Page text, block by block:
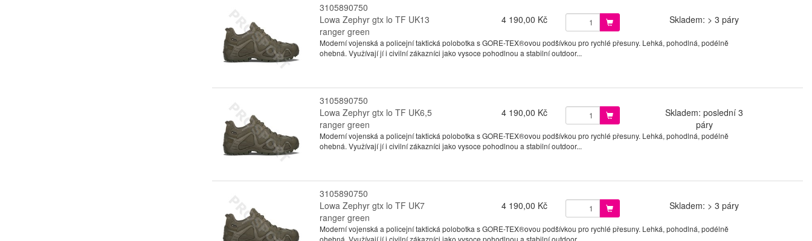
3105890750
Lowa Zephyr gtx lo TF UK13
ranger green
4 190,00 Kč Skladem: > 3 páry
Moderní vojenská a policejní taktická polobotka s GORE-TEX®ovou podšívkou pro rychlé přesuny. Lehká, pohodlná, podélně
ohebná. Využívají jí i civilní zákazníci jako vysoce pohodlnou a stabilní outdoor...
3105890750
Lowa Zephyr gtx lo TF UK6,5
ranger green
4 190,00 Kč
Skladem: poslední 3
páry
Moderní vojenská a policejní taktická polobotka s GORE-TEX®ovou podšívkou pro rychlé přesuny. Lehká, pohodlná, podélně
ohebná. Využívají jí i civilní zákazníci jako vysoce pohodlnou a stabilní outdoor...
3105890750
Lowa Zephyr gtx lo TF UK7
ranger green
4 190,00 Kč Skladem: > 3 páry
Moderní vojenská a policejní taktická polobotka s GORE-TEX®ovou podšívkou pro rychlé přesuny. Lehká, pohodlná, podélně
ohebná. Využívají jí i civilní zákazníci jako vysoce pohodlnou a stabilní outdoor...